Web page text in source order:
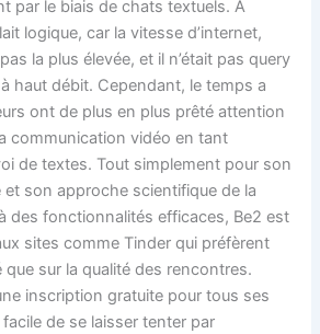
par le biais de chats textuels. À
logique, car la vitesse d’internet,
la plus élevée, et il n’était pas query
haut débit. Cependant, le temps a
ont de plus en plus prêté attention
communication vidéo en tant
de textes. Tout simplement pour son
son approche scientifique de la
des fonctionnalités efficaces, Be2 est
sites comme Tinder qui préfèrent
que sur la qualité des rencontres.
inscription gratuite pour tous ses
de se laisser tenter par